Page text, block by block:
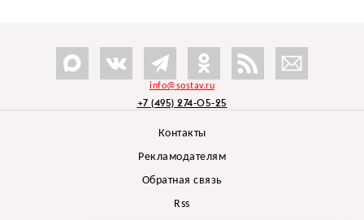
info@sostav.ru
+7 (495) 274-05-25
Контакты
Рекламодателям
Обратная связь
Rss